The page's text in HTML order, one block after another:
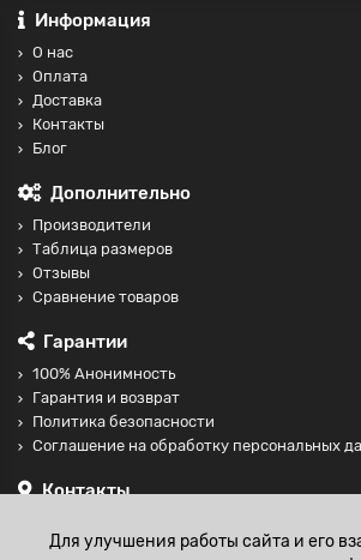
Информация
О нас
Оплата
Доставка
Контакты
Блог
Дополнительно
Производители
Таблица размеров
Отзывы
Сравнение товаров
Гарантии
100% Анонимность
Гарантия и возврат
Политика безопасности
Соглашение на обработку персональных
Контакты
sales@fisting-shop.ru
Для улучшения работы сайта и его